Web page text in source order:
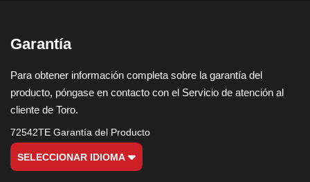
Garantía
Para obtener información completa sobre la garantía del
producto, póngase en contacto con el Servicio de atención al
cliente de Toro.
72542TE Garantía del Producto
SELECCIONAR IDIOMA